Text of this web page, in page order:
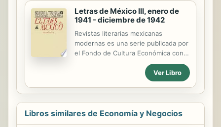
de Marisa Herrera y...
páginas para desplegar y ver a los
animales ¡en tamaño natural! Un libro
desplegable que provoca el asombro
y despierta la curiosidad. Otros libros
de la serie: Enanos y mastodontes
Letras de México III, enero de
1941 - diciembre de 1942
Revistas literarias mexicanas
modernas es una serie publicada por
el Fondo de Cultura Económica con
el propósito de poner nuevamente
en circulación, en ediciones
facsimilares, las principales revistas
literarias aparecidas en México en la
primera mitad del siglo xx. De esta
manera el curioso lector y el
Ver Libro
Libros similares de Economía y Negocios